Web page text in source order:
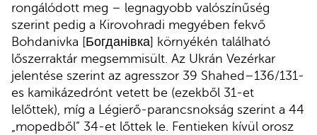
rongálódott meg – legnagyobb valószínűség
szerint pedig a Kirovohradi megyében fekvő
Bohdanivka [Богданівка] környékén található
lőszerraktár megsemmisült. Az Ukrán Vezérkar
jelentése szerint az agresszor 39 Shahed–136/131-
es kamikázedrónt vetett be (ezekből 31-et
lelőttek), míg a Légierő-parancsnokság szerint a 44
„mopedből” 34-et lőttek le. Fentieken kívül orosz